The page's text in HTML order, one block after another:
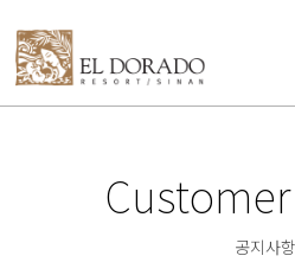
공지사항